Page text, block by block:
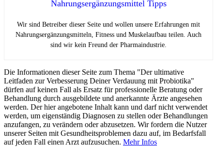
Nahrungsergänzungsmittel Tipps
Wir sind Betreiber dieser Seite und wollen unsere Erfahrungen mit
Nahrungsergänzungsmitteln, Fitness und Muskelaufbau teilen. Auch
sind wir kein Freund der Pharmaindustrie.
Die Informationen dieser Seite zum Thema "Der ultimative
Leitfaden zur Verbesserung Deiner Verdauung mit Probiotika"
dürfen auf keinen Fall als Ersatz für professionelle Beratung oder
Behandlung durch ausgebildete und anerkannte Ärzte angesehen
werden. Der hier angebotene Inhalt kann und darf nicht verwendet
werden, um eigenständig Diagnosen zu stellen oder Behandlungen
anzufangen, zu verändern oder abzusetzen. Wir fordern die Nutzer
unserer Seiten mit Gesundheitsproblemen dazu auf, im Bedarfsfall
auf jeden Fall einen Arzt aufzusuchen. Mehr Infos